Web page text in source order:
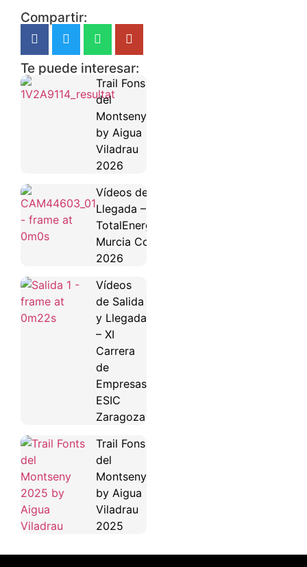
Compartir:
Te puede interesar:
Trail Fons
del
Montseny
by Aigua
Viladrau
2026
Vídeos de Salida y
Llegada –
TotalEnergies Maratón
Murcia Costa Cálida
2026
Vídeos
de Salida
y Llegada
– XI
Carrera
de
Empresas
ESIC
Zaragoza
Trail Fons
del
Montseny
by Aigua
Viladrau
2025